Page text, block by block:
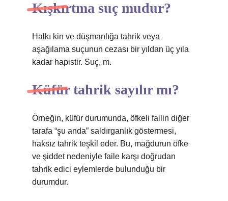
Kışkırtma suç mudur?
Halkı kin ve düşmanlığa tahrik veya
aşağılama suçunun cezası bir yıldan üç yıla
kadar hapistir. Suç, m.
Küfür tahrik sayılır mı?
Örneğin, küfür durumunda, öfkeli failin diğer
tarafa “şu anda” saldırganlık göstermesi,
haksız tahrik teşkil eder. Bu, mağdurun öfke
ve şiddet nedeniyle faile karşı doğrudan
tahrik edici eylemlerde bulunduğu bir
durumdur.